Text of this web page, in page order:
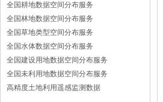
全国耕地数据空间分布服务
全国林地数据空间分布服务
全国草地类型空间分布服务
全国水体数据空间分布服务
全国建设用地数据空间分布服务
全国未利用地数据空间分布服务
高精度土地利用遥感监测数据